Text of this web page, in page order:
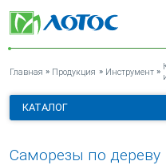
Главная » Продукция » Инструмент »
КАТАЛОГ
Саморезы по дереву